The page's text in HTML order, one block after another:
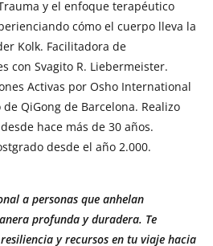
y el enfoque terapéutico
cómo el cuerpo lleva la
Kolk. Facilitadora de
con Svagito R. Liebermeister.
Activas por Osho International
QiGong de Barcelona. Realizo
hace más de 30 años.
desde el año 2.000.
a personas que anhelan
profunda y duradera. Te
y recursos en tu viaje hacia